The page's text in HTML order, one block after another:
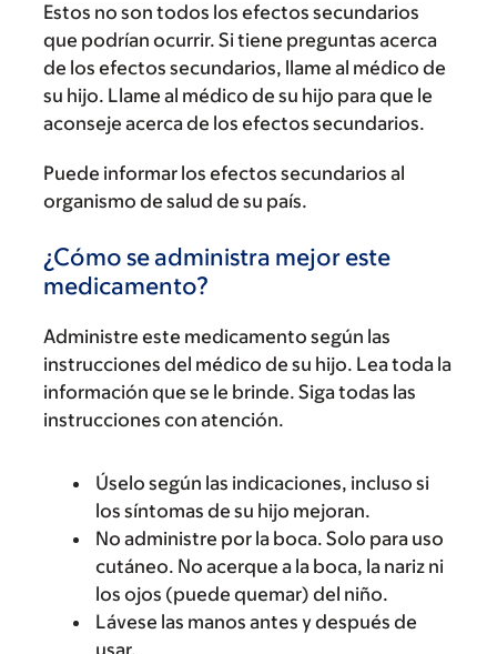
Estos no son todos los efectos secundarios
que podrían ocurrir. Si tiene preguntas acerca
de los efectos secundarios, llame al médico de
su hijo. Llame al médico de su hijo para que le
aconseje acerca de los efectos secundarios.
Puede informar los efectos secundarios al
organismo de salud de su país.
¿Cómo se administra mejor este
medicamento?
Administre este medicamento según las
instrucciones del médico de su hijo. Lea toda la
información que se le brinde. Siga todas las
instrucciones con atención.
Úselo según las indicaciones, incluso si
los síntomas de su hijo mejoran.
No administre por la boca. Solo para uso
cutáneo. No acerque a la boca, la nariz ni
los ojos (puede quemar) del niño.
Lávese las manos antes y después de
usar.